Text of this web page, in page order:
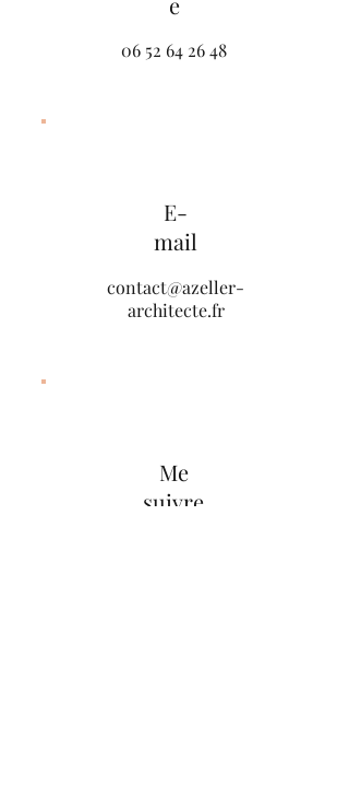
06 52 64 26 48
E-
mail
contact@azeller-
architecte.fr
Me
suivre